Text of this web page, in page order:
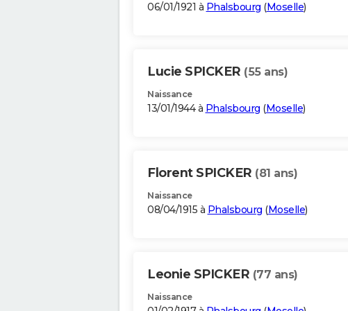
06/01/1921 à Phalsbourg (Moselle)
Lucie SPICKER (55 ans)
Naissance
13/01/1944 à Phalsbourg (Moselle)
Florent SPICKER (81 ans)
Naissance
08/04/1915 à Phalsbourg (Moselle)
Leonie SPICKER (77 ans)
Naissance